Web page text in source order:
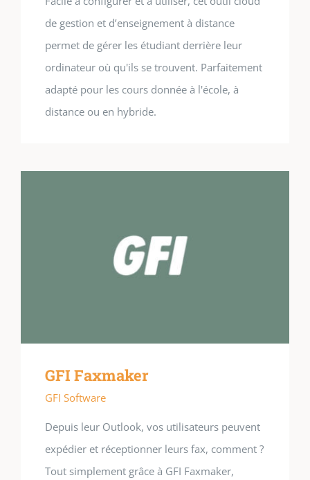
de gestion et d’enseignement à distance
permet de gérer les étudiant derrière leur
ordinateur où qu'ils se trouvent. Parfaitement
adapté pour les cours donnée à l'école, à
distance ou en hybride.
GFI Faxmaker
GFI Software
Depuis leur Outlook, vos utilisateurs peuvent
expédier et réceptionner leurs fax, comment ?
Tout simplement grâce à GFI Faxmaker,